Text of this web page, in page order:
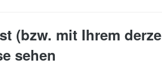
(bzw. mit Ihrem
sehen